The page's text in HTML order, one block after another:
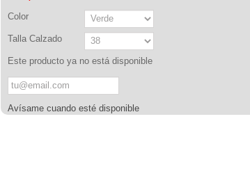
Color
Talla Calzado
Este producto ya no está disponible
Avísame cuando esté disponible